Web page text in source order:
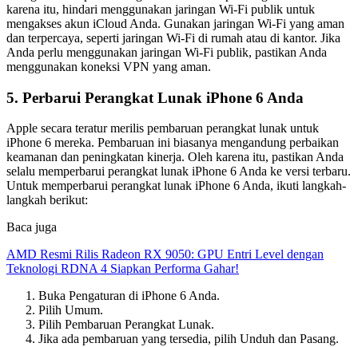
karena itu, hindari menggunakan jaringan Wi-Fi publik untuk
mengakses akun iCloud Anda. Gunakan jaringan Wi-Fi yang aman
dan terpercaya, seperti jaringan Wi-Fi di rumah atau di kantor. Jika
Anda perlu menggunakan jaringan Wi-Fi publik, pastikan Anda
menggunakan koneksi VPN yang aman.
5. Perbarui Perangkat Lunak iPhone 6 Anda
Apple secara teratur merilis pembaruan perangkat lunak untuk
iPhone 6 mereka. Pembaruan ini biasanya mengandung perbaikan
keamanan dan peningkatan kinerja. Oleh karena itu, pastikan Anda
selalu memperbarui perangkat lunak iPhone 6 Anda ke versi terbaru.
Untuk memperbarui perangkat lunak iPhone 6 Anda, ikuti langkah-
langkah berikut:
Baca juga
AMD Resmi Rilis Radeon RX 9050: GPU Entri Level dengan
Teknologi RDNA 4 Siapkan Performa Gahar!
Buka Pengaturan di iPhone 6 Anda.
Pilih Umum.
Pilih Pembaruan Perangkat Lunak.
Jika ada pembaruan yang tersedia, pilih Unduh dan Pasang.